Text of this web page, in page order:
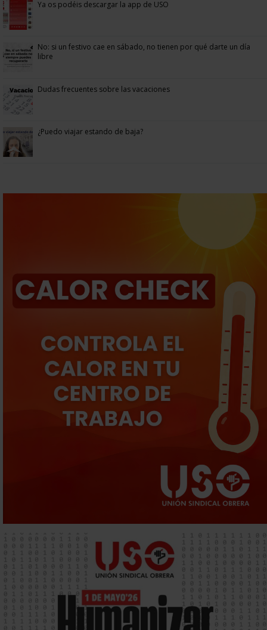
Ya os podéis descargar la app de USO
No: si un festivo cae en sábado, no tienen por qué darte un día
libre
Dudas frecuentes sobre las vacaciones
¿Puedo viajar estando de baja?